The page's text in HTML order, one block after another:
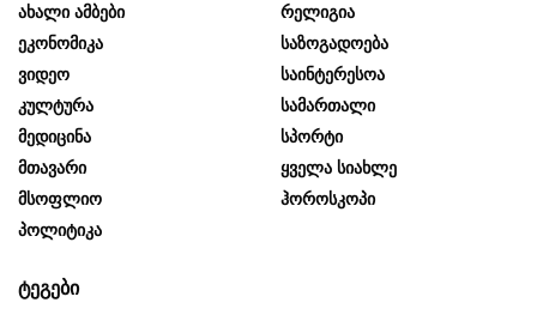
Ახალი Ამბები
Ეკონომიკა
Ვიდეო
Კულტურა
Მედიცინა
Მთავარი
Მსოფლიო
Პოლიტიკა
Რელიგია
Საზოგადოება
Საინტერესოა
Სამართალი
Სპორტი
Ყველა Სიახლე
Ჰოროსკოპი
ტეგები